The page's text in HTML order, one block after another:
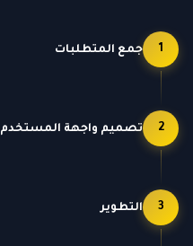
1 جمع المتطلبات
2 تصميم واجهة المستخدم
3 التطوير